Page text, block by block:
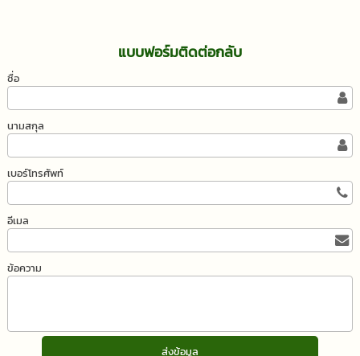
แบบฟอร์มติดต่อกลับ
ชื่อ
นามสกุล
เบอร์โทรศัพท์
อีเมล
ข้อความ